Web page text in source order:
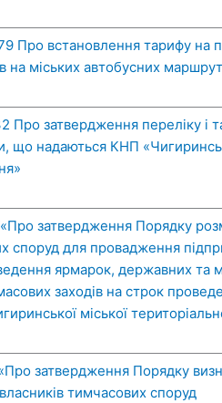
Про встановлення тарифу на
на міських автобусних
затвердження переліку і
що надаються КНП
затвердження Порядку
споруд для провадження
ярмарок, державних та
заходів на строк
міської
затвердження Порядку
тимчасових споруд